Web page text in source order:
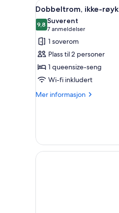
ikke-
Åpne
alle
bildene
av
Dobbeltrom,
ikke-
røyk
3
Dobbeltrom, ikke-røyk
9,89,8 av 10
Suverent
7 anmeldelser
(7
anmeldelser)
1 soverom
Plass til 2 personer
1 queensize-seng
Wi-fi inkludert
Mer informasjon
Mer
røyk